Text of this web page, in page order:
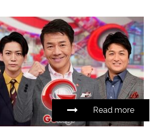
Read more